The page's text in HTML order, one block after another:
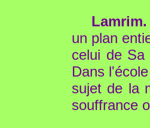
Lamrim.
un plan
celui de
Dans
sujet de la
souffrance